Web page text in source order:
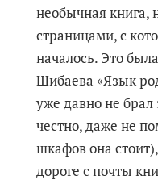
необычная книга,
страницами, с
началось. Это
Шибаева «Язык
уже давно не брал
честно, даже не
шкафов она
дороге с почты